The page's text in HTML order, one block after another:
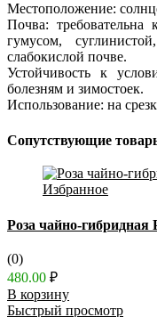
Местоположение:
Почва:
гумусом,
слабокислой почве.
Устойчивость к
болезням и зимостоек.
Использование: на
Сопутствующие
Избранное
Роза чайно-
(0)
480.00 ₽
В корзину
Быстрый просмотр